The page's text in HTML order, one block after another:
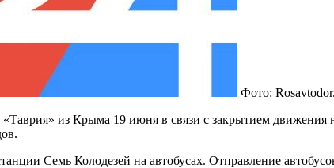
Фото:
из Крыма 19 июня в связи с закрытием движения
Семь Колодезей на автобусах. Отправление